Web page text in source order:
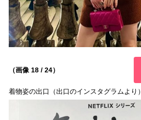
（画像 18 / 24）
着物姿の出口（出口のインスタグラムより）